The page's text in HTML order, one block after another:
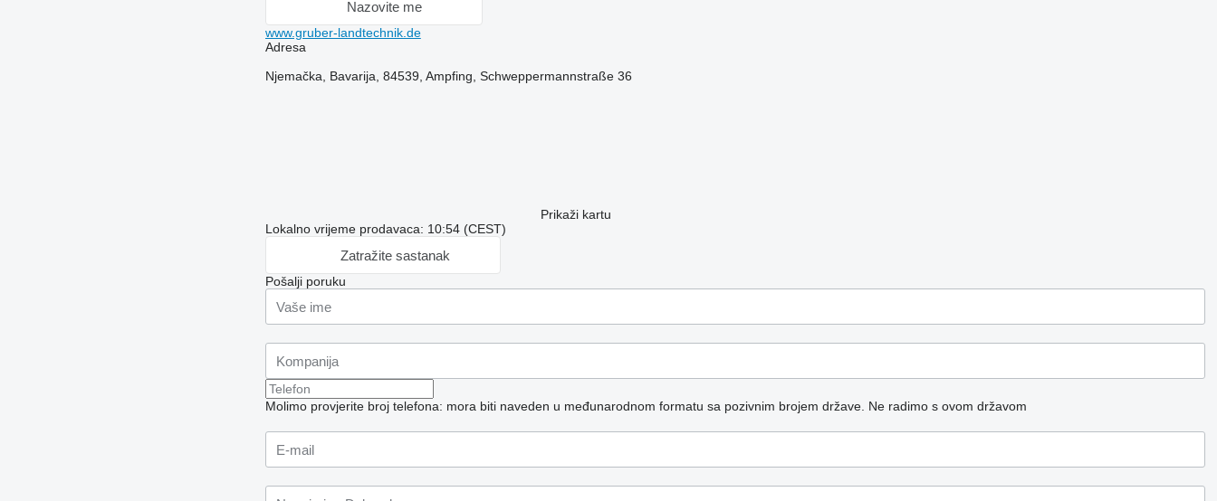
Nazovite me
www.gruber-landtechnik.de
Adresa
Njemačka, Bavarija, 84539, Ampfing, Schweppermannstraße 36
Prikaži kartu
Lokalno vrijeme prodavaca: 10:54 (CEST)
Zatražite sastanak
Pošalji poruku
Molimo provjerite broj telefona: mora biti naveden u međunarodnom formatu sa pozivnim brojem države. Ne radimo s ovom državom